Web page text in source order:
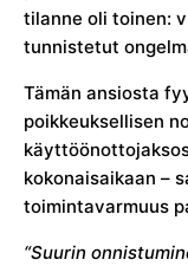
tilanne oli toinen:
tunnistetut
Tämän ansiosta
poikkeuksellisen
kokonaisaikaan –
toimintavarmuus
“Suurin